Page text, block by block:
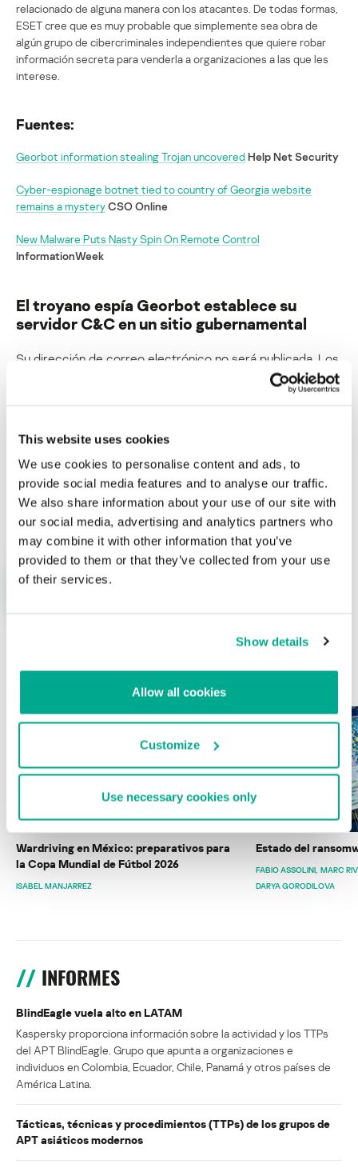
This website uses cookies
We use cookies to personalise content and ads, to
provide social media features and to analyse our traffic.
We also share information about your use of our site with
our social media, advertising and analytics partners who
may combine it with other information that you’ve
provided to them or that they’ve collected from your use
of their services.
Show details
Allow all cookies
Customize
Use necessary cookies only
relacionado de alguna manera con los atacantes. De todas formas,
ESET cree que es muy probable que simplemente sea obra de
algún grupo de cibercriminales independientes que quiere robar
información secreta para venderla a organizaciones a las que les
interese.
Fuentes:
Georbot information stealing Trojan uncoveredHelp Net Security
Cyber-espionage botnet tied to country of Georgia website
remains a mysteryCSO Online
New Malware Puts Nasty Spin On Remote Control
InformationWeek
El troyano espía Georbot establece su
servidor C&C en un sitio gubernamental
Su dirección de correo electrónico no será publicada. Los
Nombre* Correo electrónico *
ÚLTIMAS PUBLICACIONES
Wardriving en México: preparativos para
la Copa Mundial de Fútbol 2026
ISABEL MANJARREZ
Estado del
FABIO ASSOLINI MARC
DARYA GORODILOVA
INFORMES
BlindEagle vuela alto en LATAM
Kaspersky proporciona información sobre la actividad y los TTPs
del APT BlindEagle. Grupo que apunta a organizaciones e
individuos en Colombia, Ecuador, Chile, Panamá y otros países de
América Latina.
Tácticas, técnicas y procedimientos (TTPs) de los grupos de
APT asiáticos modernos